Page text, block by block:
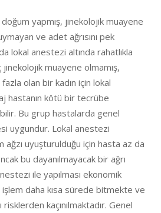
yapmış, jinekolojik muayene
ve adet ağrısını pek
lokal anestezi altında rahatlıkla
jinekolojik muayene olmamış,
olan bir kadın için lokal
hastanın kötü bir tecrübe
Bu grup hastalarda genel
uygundur. Lokal anestezi
ağzı uyuşturulduğu için hasta az da
bu dayanılmayacak bir ağrı
ile yapılması ekonomik
işlem daha kısa sürede bitmekte ve
kaçınılmaktadır. Genel